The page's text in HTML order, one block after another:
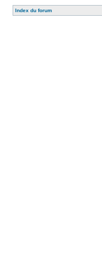
Index du forum